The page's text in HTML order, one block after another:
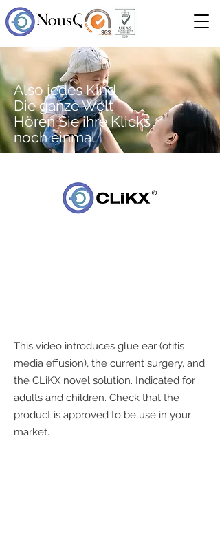
Also jedes Kind
Die ganze Welt
Hören Sie ihre Klicks
noch einmal
This video introduces glue ear (otitis
media effusion), the current surgery, and
the CLiKX novel solution. Indicated for
adults and children. Check that the
product is approved to be use in your
market.